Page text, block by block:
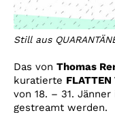
Still aus
Das von Thomas
kuratierte
von 18. – 31. Jänner
gestreamt werden.